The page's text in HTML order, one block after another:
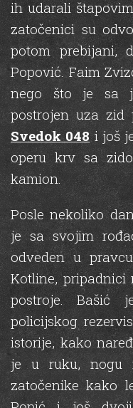
ih udarali
zatočenici su
potom prebijani,
Popović. Faim
nego što je sa
postrojen uza zid
Svedok 048 i još
operu krv sa
kamion.
Posle nekoliko
je sa svojim
odveden u
Kotline,
postroje. Bašić
policijskog
istorije, kako
je u ruku, nogu
zatočenike kako